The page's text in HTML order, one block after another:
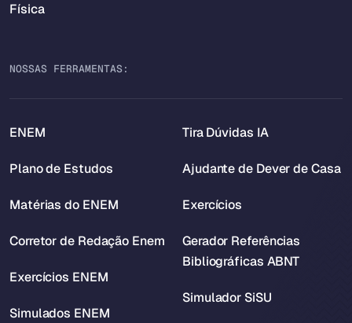
Física
NOSSAS FERRAMENTAS:
ENEM
Plano de Estudos
Matérias do ENEM
Corretor de Redação Enem
Exercícios ENEM
Simulados ENEM
Tira Dúvidas IA
Ajudante de Dever de Casa
Exercícios
Gerador Referências
Bibliográficas ABNT
Simulador SiSU